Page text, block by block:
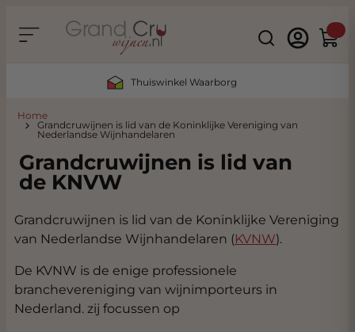
Search
Thuiswinkel Waarborg
Home
Grandcruwijnen is lid van de Koninklijke Vereniging van
Nederlandse Wijnhandelaren
Grandcruwijnen is lid van
de KNVW
Grandcruwijnen is lid van de Koninklijke Vereniging
van Nederlandse Wijnhandelaren (KVNW).
De KVNW is de enige professionele
branchevereniging van wijnimporteurs in
Nederland. zij focussen op